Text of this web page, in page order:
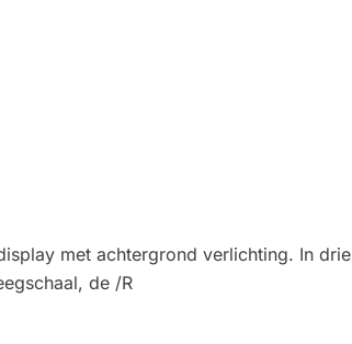
met achtergrond verlichting. In drie
de /R